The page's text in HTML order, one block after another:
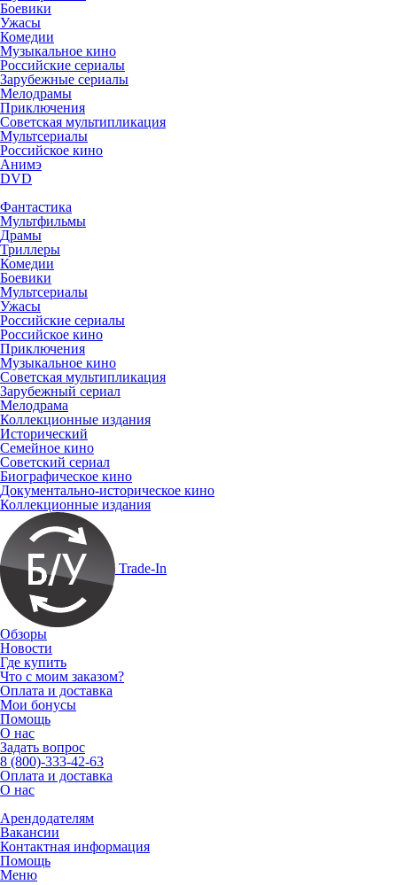
Боевики
Ужасы
Комедии
Музыкальное кино
Российские сериалы
Зарубежные сериалы
Мелодрамы
Приключения
Советская мультипликация
Мультсериалы
Российское кино
Анимэ
DVD
Фантастика
Мультфильмы
Драмы
Триллеры
Комедии
Боевики
Мультсериалы
Ужасы
Российские сериалы
Российское кино
Приключения
Музыкальное кино
Советская мультипликация
Зарубежный сериал
Мелодрама
Коллекционные издания
Исторический
Семейное кино
Советский сериал
Биографическое кино
Документально-историческое кино
Коллекционные издания
Trade-In
Обзоры
Новости
Где купить
Что с моим заказом?
Оплата и доставка
Мои бонусы
Помощь
О нас
Задать вопрос
8 (800)-333-42-63
Оплата и доставка
О нас
Арендодателям
Вакансии
Контактная информация
Помощь
Меню